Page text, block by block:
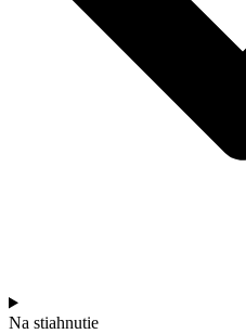
Na stiahnutie